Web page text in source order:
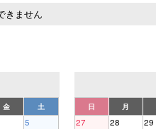
きません
金 土
5
日 月
27 28 29